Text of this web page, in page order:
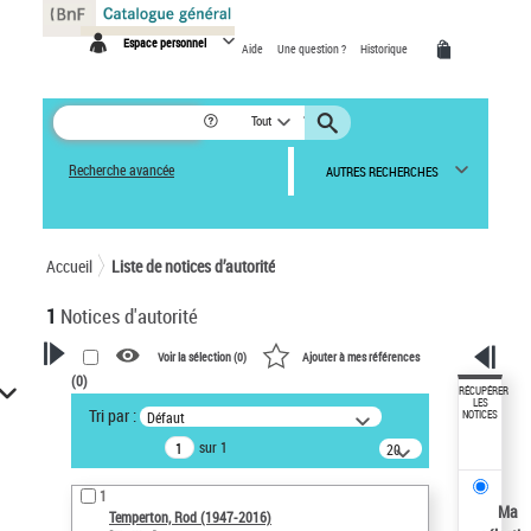
Espace personnel Aide Une question ? Historique
Tout
Recherche avancée AUTRES RECHERCHES
Accueil Liste de notices d’autorité
1 Notices d'autorité
VOTRE RECHERCHE
Recherche avancée dans les
notices d’autorité
Œuvres liées à l'auteur :
Temperton, Rod (1947-2016)
Voir la sélection (0) Ajouter à mes références
(0)
Tri par : Défaut
sur 1
20
résultats/page
1
Temperton, Rod (1947-2016)
RÉCUPÉRER
LES
NOTICES
Ma
Panneau de gestion des cookies